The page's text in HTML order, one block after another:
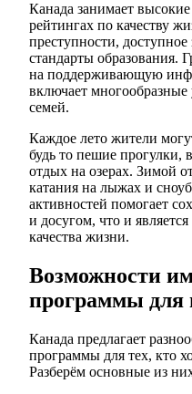
Канада занимает
рейтингах по качеству
преступности,
стандарты образования.
на поддерживающую
включает
семей.
Каждое лето жители
будь то пешие
отдых на озерах. Зимой
катания на лыжах и
активностей помогает
и досугом, что и
качества жизни.
Возможности
программы
Канада предлагает
программы для тех, кто
Разберём основные из